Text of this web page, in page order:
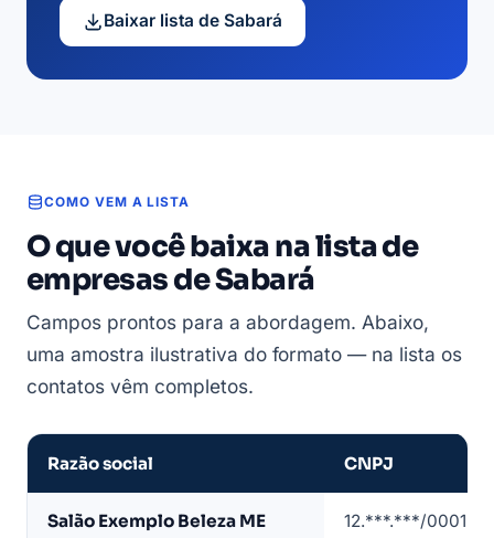
Baixar lista de Sabará
COMO VEM A LISTA
O que você baixa na lista de
empresas de Sabará
Campos prontos para a abordagem. Abaixo,
uma amostra ilustrativa do formato — na lista os
contatos vêm completos.
Razão social CNPJ
Salão Exemplo Beleza ME
12.***.***/0001-